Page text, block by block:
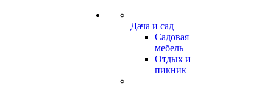
Дача и сад
Садовая
мебель
Отдых и
пикник